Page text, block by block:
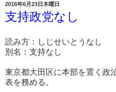
2016年6月23日木曜日
支持政党なし
読み方：しじせいとうなし
別名：支持なし
東京都大田区に本部を置く政
表を務める。